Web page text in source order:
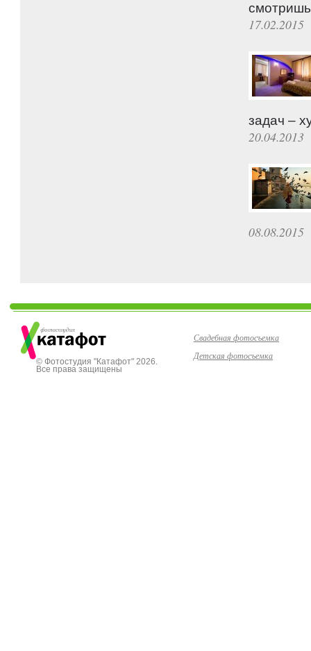
17.02.2015
задач –
20.04.2013
08.08.2015
© Фотостудия "Катафот" 2026.
Все права защищены
Свадебная фотосъемка
Детская фотосъемка